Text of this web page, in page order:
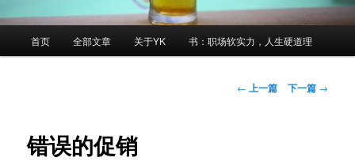
首页 全部文章 关于YK 书：职场软实力，人生硬道理
文← 上一篇 下一篇 →
错误的促销